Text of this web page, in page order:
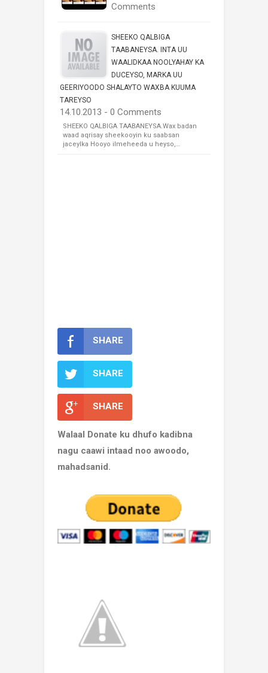
Comments
SHEEKO QALBIGA
TAABANEYSA. INTA UU
WAALIDKAA NOOLYAHAY KA
DUCEYSO, MARKA UU
GEERIYOODO SHALAYTO WAXBA KUUMA
TAREYSO
14.10.2013 - 0 Comments
SHEEKO QALBIGA TAABANEYSA.Wax badan
waad aqrisay sheekooyin ku saabsan
jaceylka Hooyo ilmeheeda u heyso,…
SHARE
SHARE
SHARE
Walaal Donate ku dhufo kadibna
nagu caawi intaad noo awoodo,
mahadsanid.